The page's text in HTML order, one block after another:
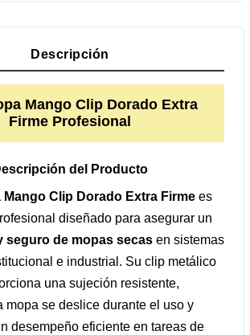
Descripción
Mango Clip Dorado Extra
Firme Profesional
del Producto
Mango Clip Dorado Extra Firme es
diseñado para asegurar un
seguro de mopas secas en sistemas
e industrial. Su clip metálico
una sujeción resistente,
mopa se deslice durante el uso y
desempeño eficiente en tareas de